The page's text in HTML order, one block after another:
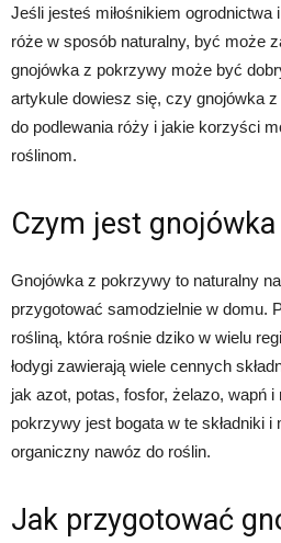
Jeśli jesteś miłośnikiem
róże w sposób naturalny, być może
gnojówka z pokrzywy może być
artykule dowiesz się, czy gnojówka
do podlewania róży i jakie korzyści
roślinom.
Czym jest
Gnojówka z pokrzywy to naturalny
przygotować samodzielnie w domu.
rośliną, która rośnie dziko w wielu
łodygi zawierają wiele cennych
jak azot, potas, fosfor, żelazo, wapń
pokrzywy jest bogata w te składniki
organiczny nawóz do roślin.
Jak przygotować